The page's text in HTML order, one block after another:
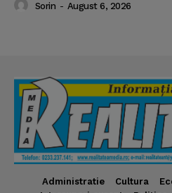
Sorin - August 6, 2026
Administratie Cultura